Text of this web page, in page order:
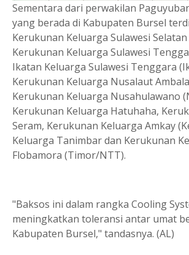
Sementara dari perwakilan
yang berada di Kabupaten Bursel
Kerukunan Keluarga Sulawesi Selatan
Kerukunan Keluarga Sulawesi
Ikatan Keluarga Sulawesi Tenggara
Kerukunan Keluarga Nusalaut
Kerukunan Keluarga Nusahulawano
Kerukunan Keluarga Hatuhaha,
Seram, Kerukunan Keluarga Amkay
Keluarga Tanimbar dan Kerukunan
Flobamora (Timor/NTT).
"Baksos ini dalam rangka Cooling
meningkatkan toleransi antar umat
Kabupaten Bursel," tandasnya. (AL)